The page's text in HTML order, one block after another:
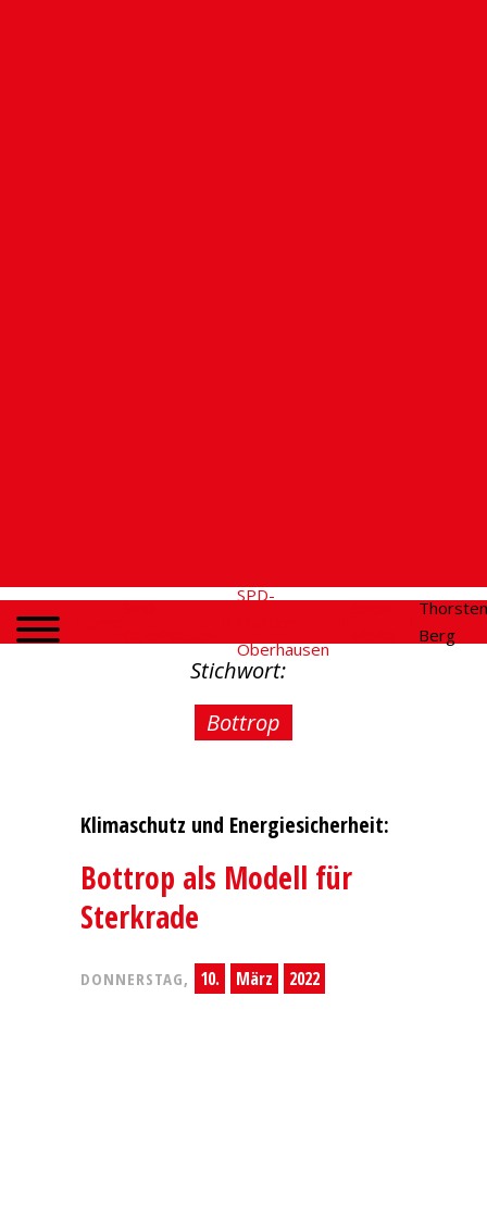
SPD-
Oberhausen
Thorsten
Berg
Stichwort:
Bottrop
Klimaschutz und Energiesicherheit:
Bottrop als Modell für
Sterkrade
DONNERSTAG, 10. März 2022